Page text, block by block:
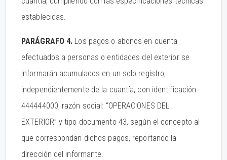
establecidas.
PARÁGRAFO 4. Los pagos o abonos en cuenta
efectuados a personas o entidades del exterior se
informarán acumulados en un solo registro,
independientemente de la cuantía, con identificación
444444000, razón social: “OPERACIONES DEL
EXTERIOR” y tipo documento 43, según el concepto al
que correspondan dichos pagos, reportando la
dirección del informante.